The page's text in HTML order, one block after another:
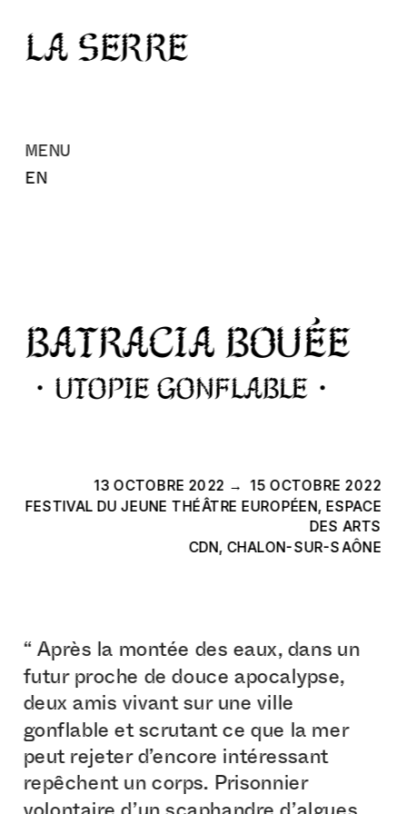
BATRACIA BOUÉE
・Utopie Gonflable・
13 OCTOBRE 2022 →  15 OCTOBRE 2022
FESTIVAL DU JEUNE THÉÂTRE EUROPÉEN, ESPACE
DES ARTS
CDN, CHALON-SUR-SAÔNE
“ Après la montée des eaux, dans un
futur proche de douce apocalypse,
deux amis vivant sur une ville
gonflable et scrutant ce que la mer
peut rejeter d’encore intéressant
repêchent un corps. Prisonnier
La Serre
MENU
EN